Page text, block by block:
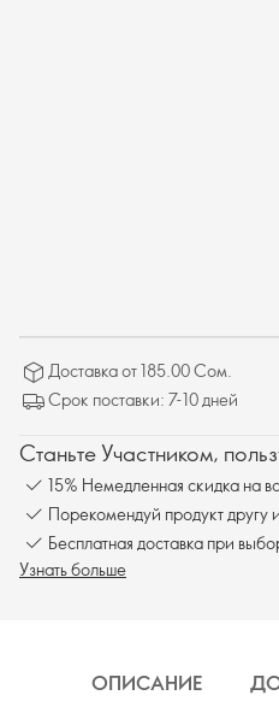
Доставка от 185.00 Сом.
Срок поставки: 7-10 дней
Станьте Участником,
15% Немедленная скидка на
Порекомендуй продукт другу
Бесплатная
Узнать больше
ОПИСАНИЕ